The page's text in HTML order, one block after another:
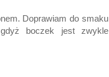
Doprawiam do smaku
boczek jest zwykle